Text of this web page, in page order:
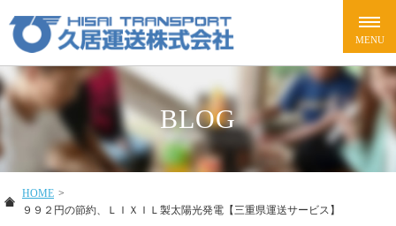
BLOG
HOME >
９９２円の節約、ＬＩＸＩＬ製太陽光発電【三重県運送サービス】